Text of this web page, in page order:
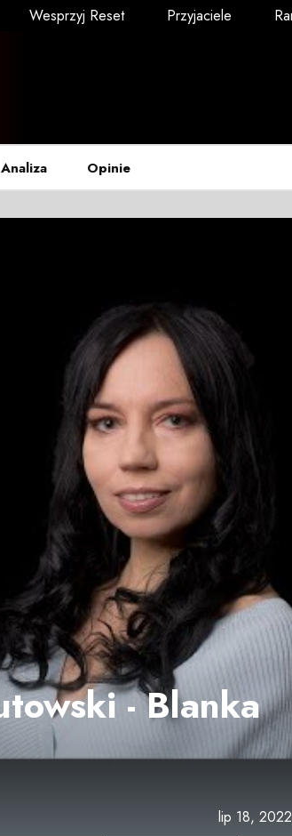
Wesprzyj Reset Przyjaciele
Analiza Opinie
- Blanka
lip 18, 2022